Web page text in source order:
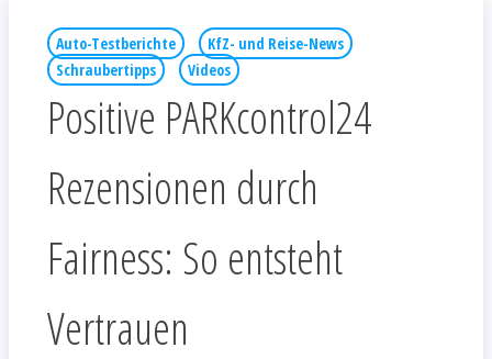
Auto-Testberichte
KfZ- und Reise-News
Schraubertipps
Videos
Positive PARKcontrol24
Rezensionen durch
Fairness: So entsteht
Vertrauen